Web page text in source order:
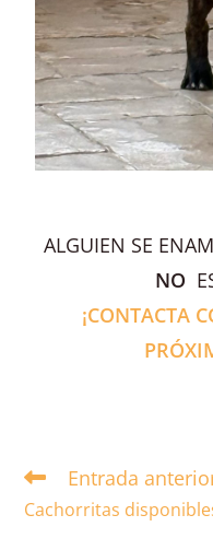
ALGUIEN SE
NO
¡CONTACTA
Entrada
Cachorritas